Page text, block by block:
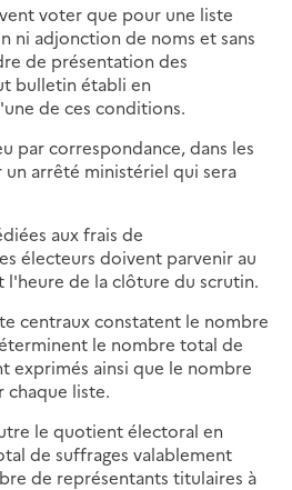
voter que pour une liste
ni adjonction de noms et sans
de présentation des
bulletin établi en
de ces conditions.
par correspondance, dans les
arrêté ministériel qui sera
aux frais de
électeurs doivent parvenir au
l'heure de la clôture du scrutin.
centraux constatent le nombre
le nombre total de
exprimés ainsi que le nombre
chaque liste.
le quotient électoral en
de suffrages valablement
de représentants titulaires à